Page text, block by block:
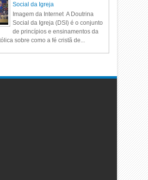
Social da Igreja
Imagem da Internet A Doutrina
Social da Igreja (DSI) é o conjunto
de princípios e ensinamentos da
sobre como a fé cristã de...